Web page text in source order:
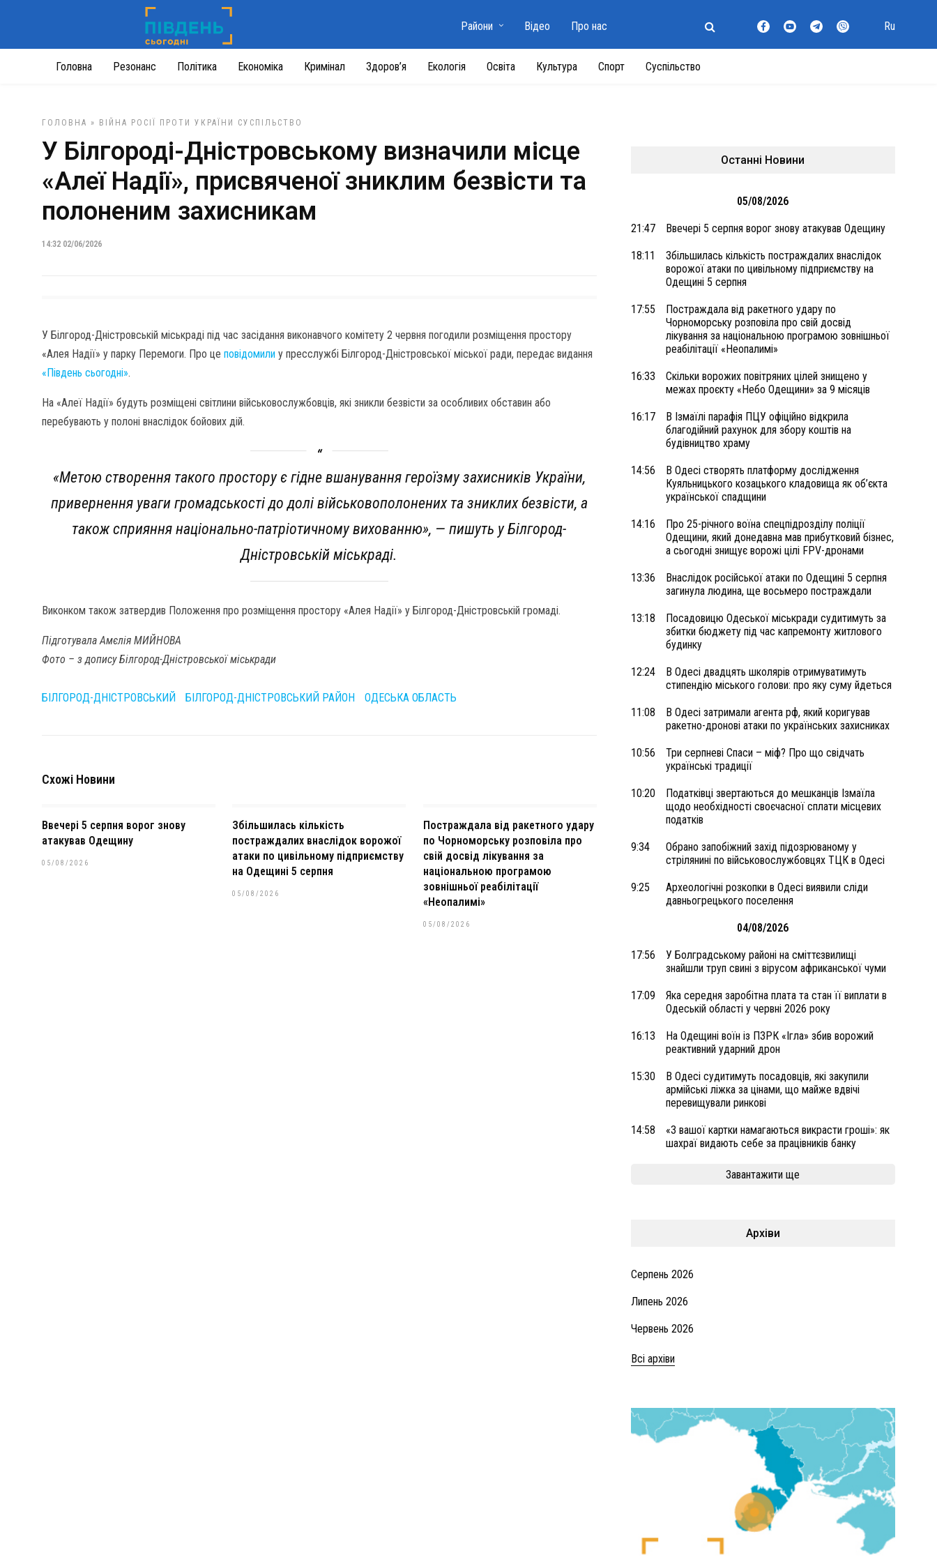
Головна Резонанс Політика Економіка Кримінал Здоров’я Екологія Освіта Культура Спорт Суспільство
Райони Відео Про нас Ru
ГОЛОВНА » ВІЙНА РОСІЇ ПРОТИ УКРАЇНИ СУСПІЛЬСТВО
У Білгороді-Дністровському визначили місце
«Алеї Надії», присвяченої зниклим безвісти та
полоненим захисникам
14:32 02/06/2026
У Білгород-Дністровській міськраді під час засідання виконавчого комітету 2 червня погодили розміщення простору
«Алея Надії» у парку Перемоги. Про це повідомили у пресслужбі Білгород-Дністровської міської ради, передає видання
«Південь сьогодні».
На «Алеї Надії» будуть розміщені світлини військовослужбовців, які зникли безвісти за особливих обставин або
перебувають у полоні внаслідок бойових дій.
«Метою створення такого простору є гідне вшанування героїзму захисників України,
привернення уваги громадськості до долі військовополонених та зниклих безвісти, а
також сприяння національно-патріотичному вихованню», — пишуть у Білгород-
Дністровській міськраді.
Виконком також затвердив Положення про розміщення простору «Алея Надії» у Білгород-Дністровській громаді.
Підготувала Амєлія МИЙНОВА
Фото – з допису Білгород-Дністровської міськради
БІЛГОРОД-ДНІСТРОВСЬКИЙ БІЛГОРОД-ДНІСТРОВСЬКИЙ РАЙОН ОДЕСЬКА ОБЛАСТЬ
Схожі Новини
Ввечері 5 серпня ворог знову
атакував Одещину
05/08/2026
Збільшилась кількість
постраждалих внаслідок ворожої
атаки по цивільному підприємству
на Одещині 5 серпня
05/08/2026
Постраждала від ракетного удару
по Чорноморську розповіла про
свій досвід лікування за
національною програмою
зовнішньої реабілітації
«Неопалимі»
05/08/2026
Останні Новини
05/08/2026
21:47 Ввечері 5 серпня ворог знову атакував Одещину
18:11
Збільшилась кількість постраждалих внаслідок
ворожої атаки по цивільному підприємству на
Одещині 5 серпня
17:55
Постраждала від ракетного удару по
Чорноморську розповіла про свій досвід
лікування за національною програмою зовнішньої
реабілітації «Неопалимі»
16:33
Скільки ворожих повітряних цілей знищено у
межах проєкту «Небо Одещини» за 9 місяців
16:17
В Ізмаїлі парафія ПЦУ офіційно відкрила
благодійний рахунок для збору коштів на
будівництво храму
14:56
В Одесі створять платформу дослідження
Куяльницького козацького кладовища як об’єкта
української спадщини
14:16
Про 25-річного воїна спецпідрозділу поліції
Одещини, який донедавна мав прибутковий бізнес,
а сьогодні знищує ворожі цілі FPV-дронами
13:36
Внаслідок російської атаки по Одещині 5 серпня
загинула людина, ще восьмеро постраждали
13:18
Посадовицю Одеської міськради судитимуть за
збитки бюджету під час капремонту житлового
будинку
12:24
В Одесі двадцять школярів отримуватимуть
стипендію міського голови: про яку суму йдеться
11:08
В Одесі затримали агента рф, який коригував
ракетно-дронові атаки по українських захисниках
10:56
Три серпневі Спаси – міф? Про що свідчать
українські традиції
10:20
Податківці звертаються до мешканців Ізмаїла
щодо необхідності своєчасної сплати місцевих
податків
9:34
Обрано запобіжний захід підозрюваному у
стрілянині по військовослужбовцях ТЦК в Одесі
9:25
Археологічні розкопки в Одесі виявили сліди
давньогрецького поселення
04/08/2026
17:56
У Болградському районі на сміттєзвилищі
знайшли труп свині з вірусом африканської чуми
17:09
Яка середня заробітна плата та стан її виплати в
Одеській області у червні 2026 року
16:13
На Одещині воїн із ПЗРК «Ігла» збив ворожий
реактивний ударний дрон
15:30
В Одесі судитимуть посадовців, які закупили
армійські ліжка за цінами, що майже вдвічі
перевищували ринкові
14:58
«З вашої картки намагаються викрасти гроші»: як
шахраї видають себе за працівників банку
Завантажити ще
Архіви
Серпень 2026
Липень 2026
Червень 2026
Всі архіви